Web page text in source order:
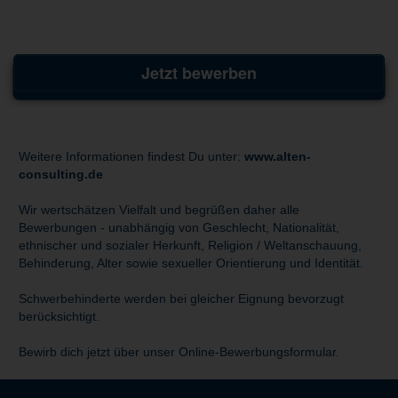
Jetzt bewerben
Weitere Informationen findest Du unter: www.alten-
consulting.de
Wir wertschätzen Vielfalt und begrüßen daher alle
Bewerbungen - unabhängig von Geschlecht, Nationalität,
ethnischer und sozialer Herkunft, Religion / Weltanschauung,
Behinderung, Alter sowie sexueller Orientierung und Identität.
Schwerbehinderte werden bei gleicher Eignung bevorzugt
berücksichtigt.
Bewirb dich jetzt über unser Online-Bewerbungsformular.